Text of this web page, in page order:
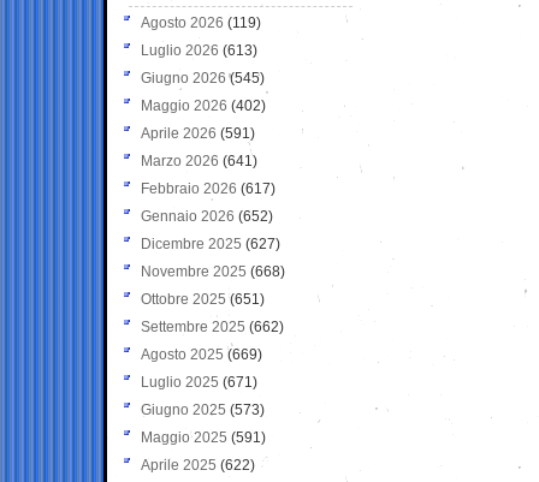
Agosto 2026 (119)
Luglio 2026 (613)
Giugno 2026 (545)
Maggio 2026 (402)
Aprile 2026 (591)
Marzo 2026 (641)
Febbraio 2026 (617)
Gennaio 2026 (652)
Dicembre 2025 (627)
Novembre 2025 (668)
Ottobre 2025 (651)
Settembre 2025 (662)
Agosto 2025 (669)
Luglio 2025 (671)
Giugno 2025 (573)
Maggio 2025 (591)
Aprile 2025 (622)